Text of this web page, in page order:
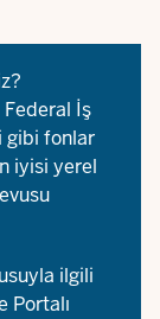
Federal İş
gibi fonlar
iyisi yerel
ilgili
Portalı